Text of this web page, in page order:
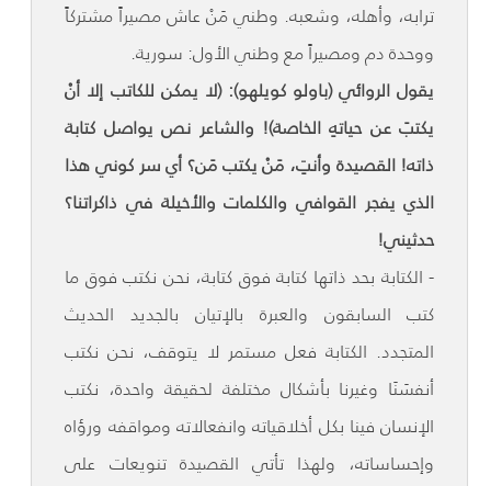
ترابه، وأهله، وشعبه. وطني مَنْ عاش مصيراً مشتركاً
ووحدة دم ومصيراً مع وطني الأول: سورية.
يقول الروائي (باولو كويلهو): (لا يمكن للكاتب إلا أنْ
يكتبَ عن حياتهِ الخاصة)! والشاعر نص يواصل كتابة
ذاته! القصيدة وأنتِ، مَنْ يكتب مَن؟ أي سر كوني هذا
الذي يفجر القوافي والكلمات والأخيلة في ذاكراتنا؟
حدثيني!
- الكتابة بحد ذاتها كتابة فوق كتابة، نحن نكتب فوق ما
كتب السابقون والعبرة بالإتيان بالجديد الحديث
المتجدد. الكتابة فعل مستمر لا يتوقف، نحن نكتب
أنفسَنَا وغيرنا بأشكال مختلفة لحقيقة واحدة، نكتب
الإنسان فينا بكل أخلاقياته وانفعالاته ومواقفه ورؤاه
وإحساساته، ولهذا تأتي القصيدة تنويعات على